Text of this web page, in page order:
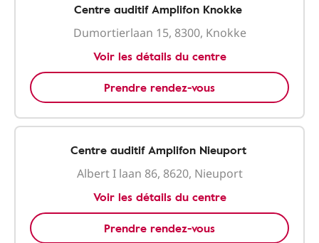
Centre auditif Amplifon Knokke
Dumortierlaan 15, 8300, Knokke
Voir les détails du centre
Prendre rendez-vous
Centre auditif Amplifon Nieuport
Albert I laan 86, 8620, Nieuport
Voir les détails du centre
Prendre rendez-vous